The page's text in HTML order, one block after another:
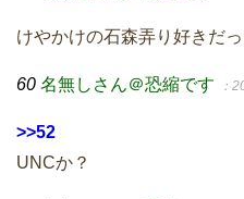
けやかけの石森弄り好きだ
60 名無しさん＠恐縮です ：
>>52
UNCか？